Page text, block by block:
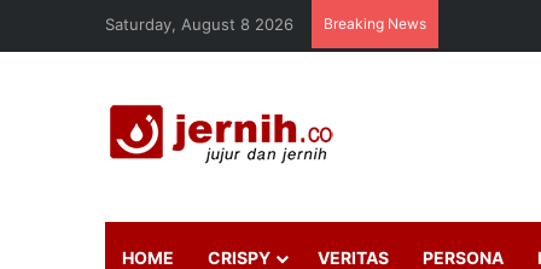
Saturday, August 8 2026 Breaking News
HOME CRISPY VERITAS PERSONA